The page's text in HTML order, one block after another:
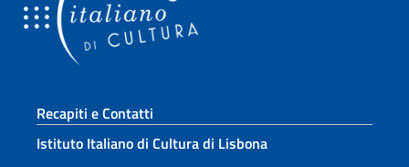
Sezione footer
Recapiti e Contatti
Istituto Italiano di Cultura di Lisbona